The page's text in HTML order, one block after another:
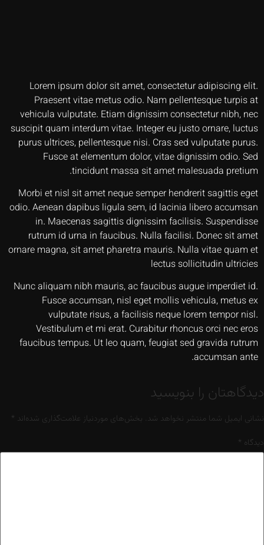
Lorem ipsum dolor sit amet, consectetur adipiscing elit.
Praesent vitae metus odio. Nam pellentesque turpis at
vehicula vulputate. Etiam dignissim consectetur nibh, nec
suscipit quam interdum vitae. Integer eu justo ornare, luctus
purus ultrices, pellentesque nisi. Cras sed vulputate purus.
Fusce at elementum dolor, vitae dignissim odio. Sed
tincidunt massa sit amet malesuada pretium.
Morbi et nisl sit amet neque semper hendrerit sagittis eget
odio. Aenean dapibus ligula sem, id lacinia libero accumsan
in. Maecenas sagittis dignissim facilisis. Suspendisse
rutrum id urna in faucibus. Nulla facilisi. Donec sit amet
ornare magna, sit amet pharetra mauris. Nulla vitae quam et
lectus sollicitudin ultricies
Nunc aliquam nibh mauris, ac faucibus augue imperdiet id.
Fusce accumsan, nisl eget mollis vehicula, metus ex
vulputate risus, a facilisis neque lorem tempor nisl.
Vestibulum et mi erat. Curabitur rhoncus orci nec eros
faucibus tempus. Ut leo quam, feugiat sed gravida rutrum
accumsan ante.
دیدگاهتان را بنویسید
نشانی ایمیل شما منتشر نخواهد شد. بخش‌های موردنیاز علامت‌گذاری شده‌اند *
دیدگاه *